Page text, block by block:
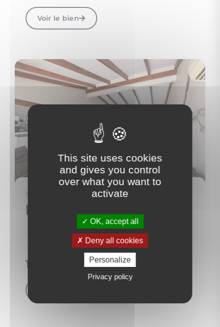
Voir le bien
VILLA
6 Pièce(s) 5 Chambre(s)
1 130 000 €
This site uses cookies
and gives you control
over what you want to
activate
OK, accept all
Deny all cookies
Personalize
Privacy policy